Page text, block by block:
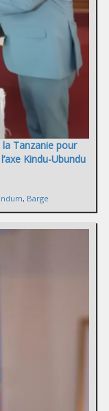
Tanzanie pour
Kindu-Ubundu
, Barge